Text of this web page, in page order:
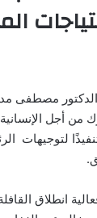
مصطفى
من أجل
لتوجيهات
انطلاق